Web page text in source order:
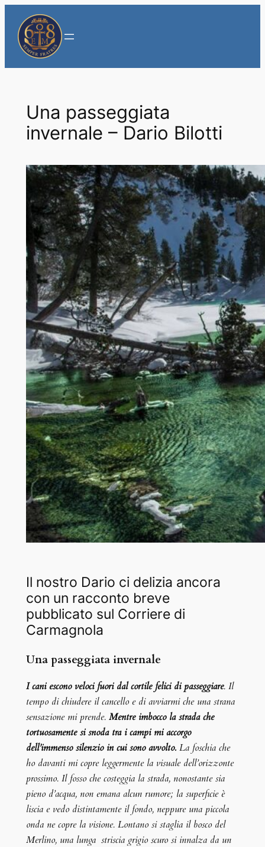
contenuto
Una passeggiata
invernale – Dario Bilotti
Il nostro Dario ci delizia ancora
con un racconto breve
pubblicato sul Corriere di
Carmagnola
Una passeggiata invernale
I cani escono veloci fuori dal cortile felici di passeggiare. Il
tempo di chiudere il cancello e di avviarmi che una strana
sensazione mi prende. Mentre imbocco la strada che
tortuosamente si snoda tra i campi mi accorgo
dell’immenso silenzio in cui sono avvolto.La foschia che
ho davanti mi copre leggermente la visuale dell’orizzonte
prossimo. Il fosso che costeggia la strada, nonostante sia
pieno d’acqua, non emana alcun rumore; la superficie è
liscia e vedo distintamente il fondo, neppure una piccola
onda ne copre la visione. Lontano si staglia il bosco del
Merlino, una lunga striscia grigio scuro si innalza da un